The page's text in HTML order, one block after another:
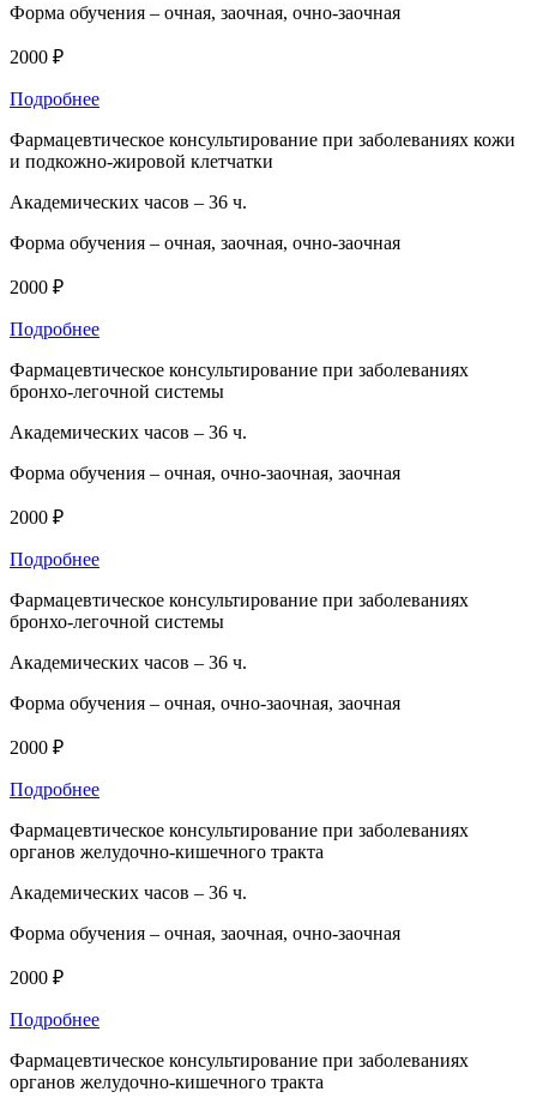
Форма обучения – очная, заочная, очно-заочная
2000 ₽
Подробнее
Фармацевтическое консультирование при заболеваниях кожи
и подкожно-жировой клетчатки
Академических часов – 36 ч.
Форма обучения – очная, заочная, очно-заочная
2000 ₽
Подробнее
Фармацевтическое консультирование при заболеваниях
бронхо-легочной системы
Академических часов – 36 ч.
Форма обучения – очная, очно-заочная, заочная
2000 ₽
Подробнее
Фармацевтическое консультирование при заболеваниях
бронхо-легочной системы
Академических часов – 36 ч.
Форма обучения – очная, очно-заочная, заочная
2000 ₽
Подробнее
Фармацевтическое консультирование при заболеваниях
органов желудочно-кишечного тракта
Академических часов – 36 ч.
Форма обучения – очная, заочная, очно-заочная
2000 ₽
Подробнее
Фармацевтическое консультирование при заболеваниях
органов желудочно-кишечного тракта